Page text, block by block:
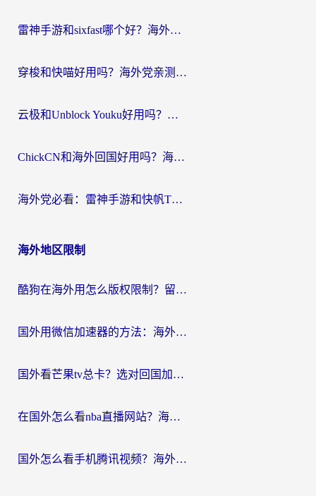
雷神手游和sixfast哪个好？海外党亲测3款回国加速器，教你选对不踩坑
穿梭和快喵好用吗？海外党亲测：小众加速器对比+番茄加速器深度体验
云极和Unblock Youku好用吗？海外党亲测+2026回国加速器避坑指南
ChickCN和海外回国好用吗？海外党2026亲测：从手游到影音，选对加速器的3个关键
海外党必看：雷神手游和快帆TV版好用吗？3步选对回国加速器不踩坑
海外地区限制
酷狗在海外用怎么版权限制？留学生亲测：3步解决听国内音乐难题
国外用微信加速器的方法：海外党无缝连接国内生活的实用指南
国外看芒果tv总卡？选对回国加速器，轻松追《浪姐》不费劲
在国外怎么看nba直播网站？海外党专属体育观赛指南，告别地区限制！
国外怎么看手机腾讯视频？海外党亲测有效的追剧加速器选择指南